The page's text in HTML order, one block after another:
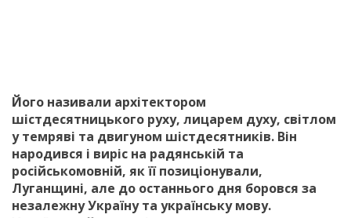
Його називали архітектором
шістдесятницького руху, лицарем духу, світлом
у темряві та двигуном шістдесятників. Він
народився і виріс на радянській та
російськомовній, як її позиціонували,
Луганщині, але до останнього дня боровся за
незалежну Україну та українську мову.